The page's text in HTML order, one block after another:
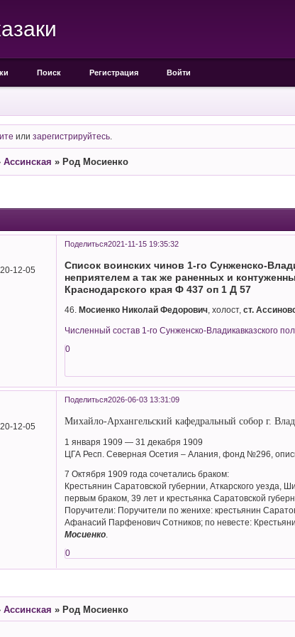
Поиск Регистрация Войти
илизарегистрируйтесь
Ассинская » Род Мосиенко
Поделиться2021-11-15 19:35:32
12-05
Список воинских чинов 1-го Сунженско-
неприятелем а так же раненных и
Краснодарского края Ф 437 оп 1 Д 57
46. Мосиенко Николай Федорович , холост,ст.
Численный состав 1-го Сунженско-Владикавказского
0
Поделиться2026-06-03 13:31:09
12-05
Михайло-Архангельский кафедральный собор г.
1 января 1909 — 31 декабря 1909
ЦГА Респ. Северная Осетия – Алания, фонд №296,
7 Октября 1909 года сочетались браком:
Крестьянин Саратовской губернии, Аткарского уезда,
первым браком, 39 лет и крестьянка Саратовской
Поручители: Поручители по женихе: крестьянин
Афанасий Парфенович Сотников; по невесте:
Мосиенко
0
Ассинская » Род Мосиенко